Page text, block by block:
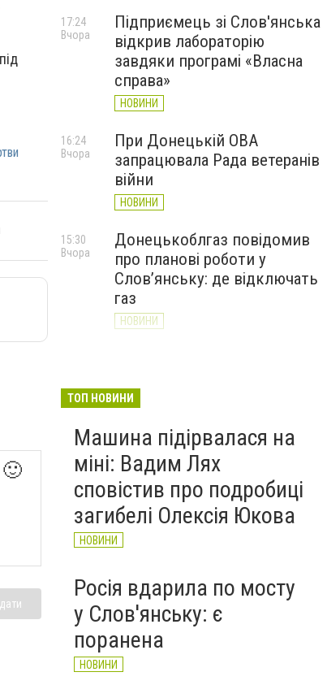
🙂
Підприємець зі Слов'янська
відкрив лабораторію
завдяки програмі «Власна
справа»
НОВИНИ
17:24
Вчора
При Донецькій ОВА
запрацювала Рада ветеранів
війни
НОВИНИ
16:24
Вчора
Донецькоблгаз повідомив
про планові роботи у
Слов’янську: де відключать
газ
НОВИНИ
15:30
Вчора
долучилися до відбудови
НОВИНИ
ТОП НОВИНИ
Машина підірвалася на
міні: Вадим Лях
сповістив про подробиці
загибелі Олексія Юкова
НОВИНИ
Росія вдарила по мосту
у Слов'янську: є
поранена
НОВИНИ